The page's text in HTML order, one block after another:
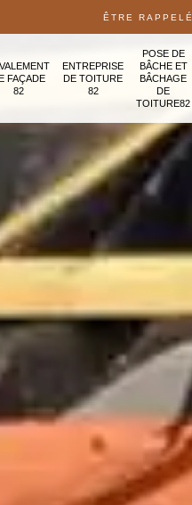
ÊTRE RAPPELÉ
FAÇADE
82
ENTREPRISE
DE TOITURE
82
POSE DE
BÂCHE ET
BÂCHAGE
DE
TOITURE82